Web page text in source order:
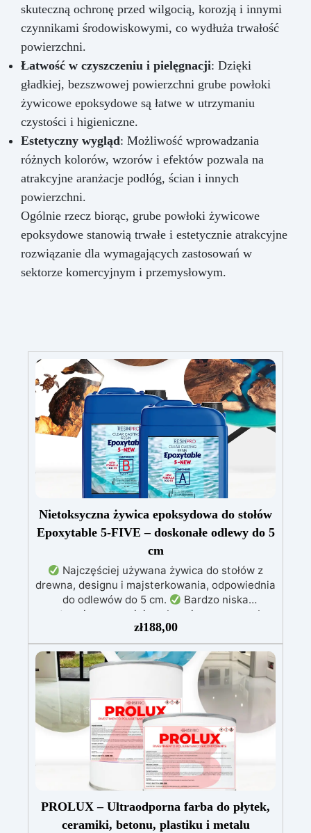
skuteczną ochronę przed wilgocią, korozją i innymi
czynnikami środowiskowymi, co wydłuża trwałość
powierzchni.
Łatwość w czyszczeniu i pielęgnacji: Dzięki
gładkiej, bezszwowej powierzchni grube powłoki
żywicowe epoksydowe są łatwe w utrzymaniu
czystości i higieniczne.
Estetyczny wygląd: Możliwość wprowadzania
różnych kolorów, wzorów i efektów pozwala na
atrakcyjne aranżacje podłóg, ścian i innych
powierzchni.
Ogólnie rzecz biorąc, grube powłoki żywicowe
epoksydowe stanowią trwałe i estetycznie atrakcyjne
rozwiązanie dla wymagających zastosowań w
sektorze komercyjnym i przemysłowym.
Nietoksyczna żywica epoksydowa do stołów
Epoxytable 5-FIVE – doskonałe odlewy do 5
cm
Najczęściej używana żywica do stołów z
drewna, designu i majsterkowania, odpowiednia
do odlewów do 5 cm.
Bardzo niska
egzotermia zapewniająca bezpieczną pracę bez
Odporna na zarysowania i
żółknięcie dzięki filtrom UV i wysokiej jakości
mechanicznej.
Niska lepkość, eliminująca
pęcherzyki powietrza i zapewniająca gładkie
wykończenie.
Bezpieczna i nietoksyczna,
wolna od BPA/VOC, certyfikowana do
długotrwałego kontaktu ze skórą.
zł188,00
PROLUX – Ultraodporna farba do płytek,
ceramiki, betonu, plastiku i metalu